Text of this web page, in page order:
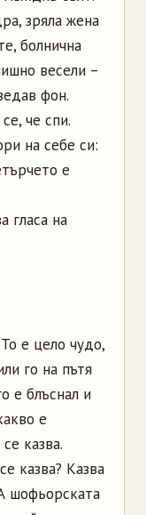
зряла жена
болнична
весели –
фон.
че спи.
на себе си:
е
гласа на
е цело чудо,
го на пътя
е блъснал и
е
казва.
казва? Казва
шофьорската